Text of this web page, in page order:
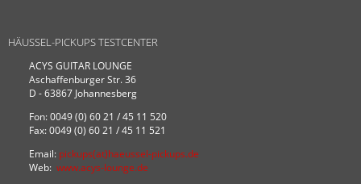
HÄUSSEL-PICKUPS TESTCENTER
ACYS GUITAR LOUNGE
Aschaffenburger Str. 36
D - 63867 Johannesberg
Fon: 0049 (0) 60 21 / 45 11 520
Fax: 0049 (0) 60 21 / 45 11 521
Email: pickups(at)haeussel-pickups.de
Web: www.acys-lounge.de